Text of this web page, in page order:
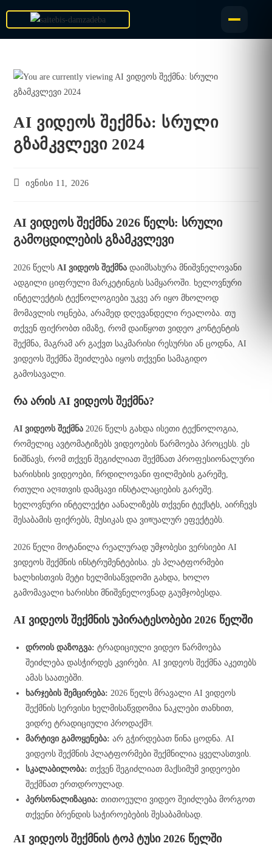
AI ვიდეოს შექმნა: სრული
გზამკვლევი 2024
ივნისი 11, 2026
AI ვიდეოს შექმნა 2026 წელს: სრული
გამოცდილების გზამკვლევი
2026 წელსAI ვიდეოს შექმნა დაიმსახურა მნიშვნელოვანი
ადგილი ციფრული მარკეტინგის სამყაროში. ხელოვნური
ინტელექტის ტექნოლოგიები უკვე არ იყო მხოლოდ
მომავლის ოცნება, არამედ დღევანდელი რეალობა. თუ
თქვენ ფიქრობთ იმაზე, რომ დაიწყოთ ვიდეო კონტენტის
შექმნა, მაგრამ არ გაქვთ საკმარისი რესურსი ან ცოდნა, AI
ვიდეოს შექმნა შეიძლება იყოს თქვენი სამაგიდო
გამოსავალი.
რა არის AI ვიდეოს შექმნა?
AI ვიდეოს შექმნა 2026 წელს გახდა ისეთი ტექნოლოგია,
რომელიც ავტომატიზებს ვიდეოების წარმოება პროცესს. ეს
ნიშნავს, რომ თქვენ შეგიძლიათ შექმნათ პროფესიონალური
ხარისხის ვიდეოები, ჩრდილოვანი ფილმების გარეშე,
რთული აღরთვის დამცავი ინსტალაციების გარეშე.
ხელოვნური ინტელექტი აანალიზებს თქვენი ტექსტს, აირჩევს
შესაბამის ფიქრებს, მუსიკას და ვიজუალურ ეფექტებს.
2026 წელი მოტანილა რეალურად უმჯობესი ვერსიები AI
ვიდეოს შექმნის ინსტრუმენტებისა. ეს პლატფორმები
ხალხისთვის მეტი ხელმისაწვდომი გახდა, ხოლო
გამომავალი ხარისხი მნიშვნელოვნად გაუმჯობესდა.
AI ვიდეოს შექმნის უპირატესობები 2026 წელში
დროის დაზოგვა: ტრადიციული ვიდეო წარმოება
შეიძლება დასჭირდეს კვირები. AI ვიდეოს შექმნა აკეთებს
ამას საათებში.
ხარჯების შემცირება: 2026 წელს მრავალი AI ვიდეოს
შექმნის სერვისი ხელმისაწვდომია ნაკლები თანხით,
ვიდრე ტრადიციული პროდაქშন.
მარტივი გამოყენება: არ გჭირდებათ წინა ცოდნა. AI
ვიდეოს შექმნის პლატფორმები შექმნილია ყველასთვის.
სკალაბილობა: თქვენ შეგიძლიათ მაქსიმუმ ვიდეოები
შექმნათ ერთდროულად.
პერსონალიზაცია: თითოეული ვიდეო შეიძლება მორგოთ
თქვენი ბრენდის საჭიროებების შესაბამისად.
AI ვიდეოს შექმნის ტოპ ტუსი 2026 წელში